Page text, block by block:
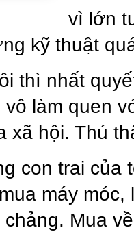
vì lớn
kỹ thuật
thì nhất
làm quen
xã hội. Thú
con trai của
máy
Mua